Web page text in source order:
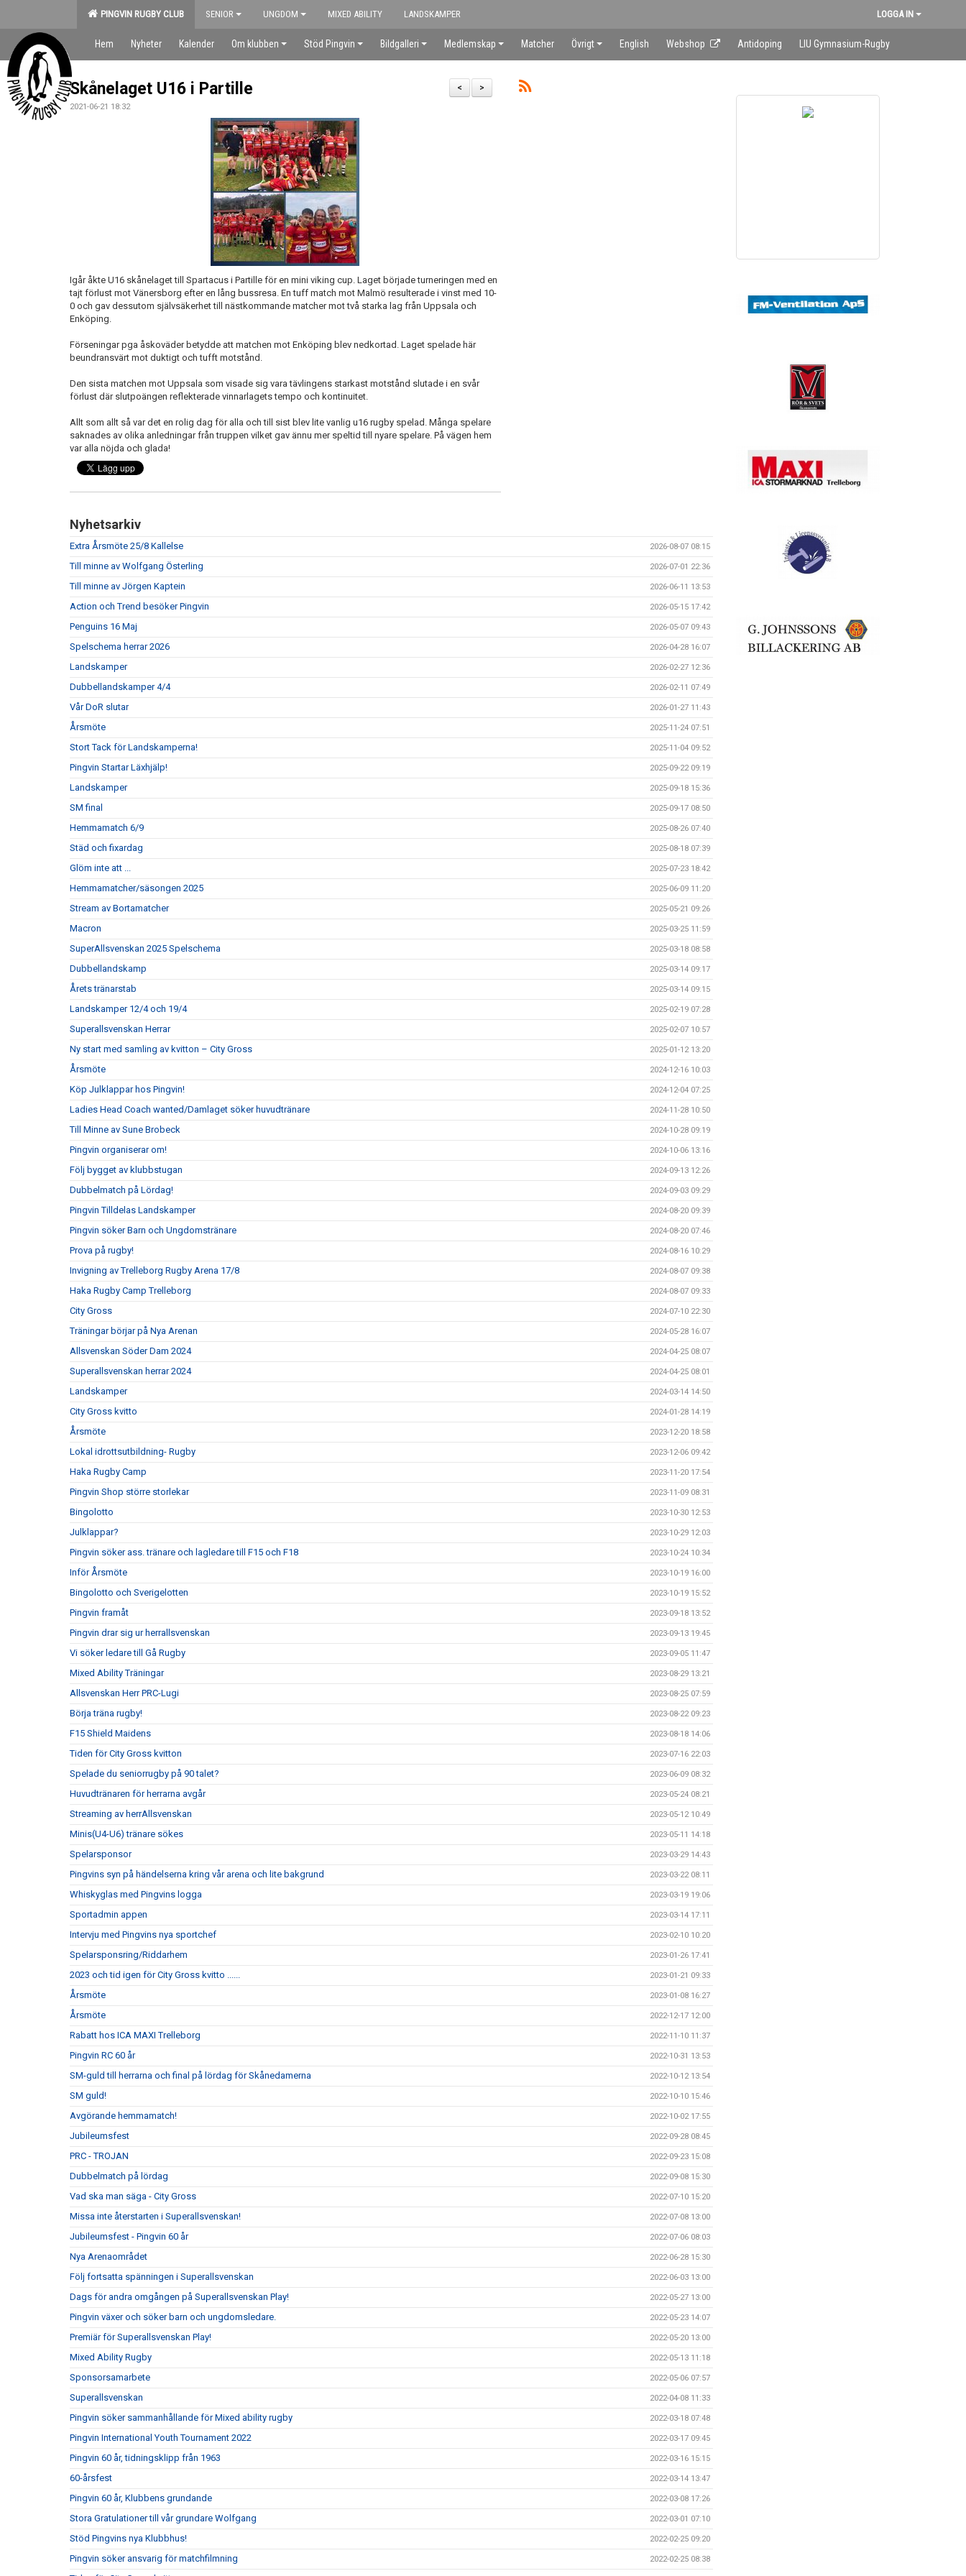
PINGVIN RUGBY CLUB SENIOR UNGDOM MIXED ABILITY LANDSKAMPER LOGGA IN
Hem Nyheter Kalender Om klubben Stöd Pingvin Bildgalleri Medlemskap Matcher Övrigt English Webshop Antidoping LIU Gymnasium-Rugby
>
<
Skånelaget U16 i Partille
2021-06-21 18:32
Igår åkte U16 skånelaget till Spartacus i Partille för en mini viking cup. Laget började turneringen med en
tajt förlust mot Vänersborg efter en lång bussresa. En tuff match mot Malmö resulterade i vinst med 10-
0 och gav dessutom självsäkerhet till nästkommande matcher mot två starka lag från Uppsala och
Enköping.
Förseningar pga åskoväder betydde att matchen mot Enköping blev nedkortad. Laget spelade här
beundransvärt mot duktigt och tufft motstånd.
Den sista matchen mot Uppsala som visade sig vara tävlingens starkast motstånd slutade i en svår
förlust där slutpoängen reflekterade vinnarlagets tempo och kontinuitet.
Allt som allt så var det en rolig dag för alla och till sist blev lite vanlig u16 rugby spelad. Många spelare
saknades av olika anledningar från truppen vilket gav ännu mer speltid till nyare spelare. På vägen hem
var alla nöjda och glada!
Nyhetsarkiv
Extra Årsmöte 25/8 Kallelse 2026-08-07 08:15
Till minne av Wolfgang Österling 2026-07-01 22:36
Till minne av Jörgen Kaptein 2026-06-11 13:53
Action och Trend besöker Pingvin 2026-05-15 17:42
Penguins 16 Maj 2026-05-07 09:43
Spelschema herrar 2026 2026-04-28 16:07
Landskamper 2026-02-27 12:36
Dubbellandskamper 4/4 2026-02-11 07:49
Vår DoR slutar 2026-01-27 11:43
Årsmöte 2025-11-24 07:51
Stort Tack för Landskamperna! 2025-11-04 09:52
Pingvin Startar Läxhjälp! 2025-09-22 09:19
Landskamper 2025-09-18 15:36
SM final 2025-09-17 08:50
Hemmamatch 6/9 2025-08-26 07:40
Städ och fixardag 2025-08-18 07:39
Glöm inte att ... 2025-07-23 18:42
Hemmamatcher/säsongen 2025 2025-06-09 11:20
Stream av Bortamatcher 2025-05-21 09:26
Macron 2025-03-25 11:59
SuperAllsvenskan 2025 Spelschema 2025-03-18 08:58
Dubbellandskamp 2025-03-14 09:17
Årets tränarstab 2025-03-14 09:15
Landskamper 12/4 och 19/4 2025-02-19 07:28
Superallsvenskan Herrar 2025-02-07 10:57
Ny start med samling av kvitton – City Gross 2025-01-12 13:20
Årsmöte 2024-12-16 10:03
Köp Julklappar hos Pingvin! 2024-12-04 07:25
Ladies Head Coach wanted/Damlaget söker huvudtränare 2024-11-28 10:50
Till Minne av Sune Brobeck 2024-10-28 09:19
Pingvin organiserar om! 2024-10-06 13:16
Följ bygget av klubbstugan 2024-09-13 12:26
Dubbelmatch på Lördag! 2024-09-03 09:29
Pingvin Tilldelas Landskamper 2024-08-20 09:39
Pingvin söker Barn och Ungdomstränare 2024-08-20 07:46
Prova på rugby! 2024-08-16 10:29
Invigning av Trelleborg Rugby Arena 17/8 2024-08-07 09:38
Haka Rugby Camp Trelleborg 2024-08-07 09:33
City Gross 2024-07-10 22:30
Träningar börjar på Nya Arenan 2024-05-28 16:07
Allsvenskan Söder Dam 2024 2024-04-25 08:07
Superallsvenskan herrar 2024 2024-04-25 08:01
Landskamper 2024-03-14 14:50
City Gross kvitto 2024-01-28 14:19
Årsmöte 2023-12-20 18:58
Lokal idrottsutbildning- Rugby 2023-12-06 09:42
Haka Rugby Camp 2023-11-20 17:54
Pingvin Shop större storlekar 2023-11-09 08:31
Bingolotto 2023-10-30 12:53
Julklappar? 2023-10-29 12:03
Pingvin söker ass. tränare och lagledare till F15 och F18 2023-10-24 10:34
Inför Årsmöte 2023-10-19 16:00
Bingolotto och Sverigelotten 2023-10-19 15:52
Pingvin framåt 2023-09-18 13:52
Pingvin drar sig ur herrallsvenskan 2023-09-13 19:45
Vi söker ledare till Gå Rugby 2023-09-05 11:47
Mixed Ability Träningar 2023-08-29 13:21
Allsvenskan Herr PRC-Lugi 2023-08-25 07:59
Börja träna rugby! 2023-08-22 09:23
F15 Shield Maidens 2023-08-18 14:06
Tiden för City Gross kvitton 2023-07-16 22:03
Spelade du seniorrugby på 90 talet? 2023-06-09 08:32
Huvudtränaren för herrarna avgår 2023-05-24 08:21
Streaming av herrAllsvenskan 2023-05-12 10:49
Minis(U4-U6) tränare sökes 2023-05-11 14:18
Spelarsponsor 2023-03-29 14:43
Pingvins syn på händelserna kring vår arena och lite bakgrund 2023-03-22 08:11
Whiskyglas med Pingvins logga 2023-03-19 19:06
Sportadmin appen 2023-03-14 17:11
Intervju med Pingvins nya sportchef 2023-02-10 10:20
Spelarsponsring/Riddarhem 2023-01-26 17:41
2023 och tid igen för City Gross kvitto ...... 2023-01-21 09:33
Årsmöte 2023-01-08 16:27
Årsmöte 2022-12-17 12:00
Rabatt hos ICA MAXI Trelleborg 2022-11-10 11:37
Pingvin RC 60 år 2022-10-31 13:53
SM-guld till herrarna och final på lördag för Skånedamerna 2022-10-12 13:54
SM guld! 2022-10-10 15:46
Avgörande hemmamatch! 2022-10-02 17:55
Jubileumsfest 2022-09-28 08:45
PRC - TROJAN 2022-09-23 15:08
Dubbelmatch på lördag 2022-09-08 15:30
Vad ska man säga - City Gross 2022-07-10 15:20
Missa inte återstarten i Superallsvenskan! 2022-07-08 13:00
Jubileumsfest - Pingvin 60 år 2022-07-06 08:03
Nya Arenaområdet 2022-06-28 15:30
Följ fortsatta spänningen i Superallsvenskan 2022-06-03 13:00
Dags för andra omgången på Superallsvenskan Play! 2022-05-27 13:00
Pingvin växer och söker barn och ungdomsledare. 2022-05-23 14:07
Premiär för Superallsvenskan Play! 2022-05-20 13:00
Mixed Ability Rugby 2022-05-13 11:18
Sponsorsamarbete 2022-05-06 07:57
Superallsvenskan 2022-04-08 11:33
Pingvin söker sammanhållande för Mixed ability rugby 2022-03-18 07:48
Pingvin International Youth Tournament 2022 2022-03-17 09:45
Pingvin 60 år, tidningsklipp från 1963 2022-03-16 15:15
60-årsfest 2022-03-14 13:47
Pingvin 60 år, Klubbens grundande 2022-03-08 17:26
Stora Gratulationer till vår grundare Wolfgang 2022-03-01 07:10
Stöd Pingvins nya Klubbhus! 2022-02-25 09:20
Pingvin söker ansvarig för matchfilmning 2022-02-25 08:38